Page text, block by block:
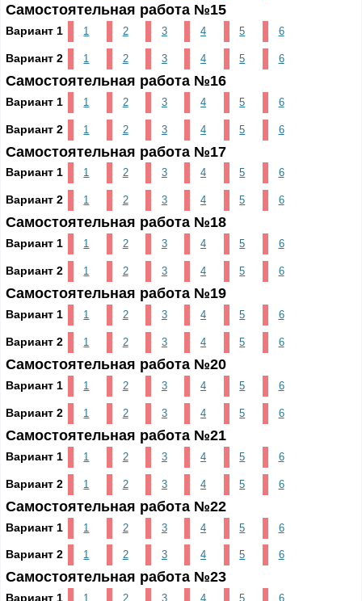
Самостоятельная работа №15
Вариант 1 1 2 3 4 5 6
Вариант 2 1 2 3 4 5 6
Самостоятельная работа №16
Вариант 1 1 2 3 4 5 6
Вариант 2 1 2 3 4 5 6
Самостоятельная работа №17
Вариант 1 1 2 3 4 5 6
Вариант 2 1 2 3 4 5 6
Самостоятельная работа №18
Вариант 1 1 2 3 4 5 6
Вариант 2 1 2 3 4 5 6
Самостоятельная работа №19
Вариант 1 1 2 3 4 5 6
Вариант 2 1 2 3 4 5 6
Самостоятельная работа №20
Вариант 1 1 2 3 4 5 6
Вариант 2 1 2 3 4 5 6
Самостоятельная работа №21
Вариант 1 1 2 3 4 5 6
Вариант 2 1 2 3 4 5 6
Самостоятельная работа №22
Вариант 1 1 2 3 4 5 6
Вариант 2 1 2 3 4 5 6
Самостоятельная работа №23
Вариант 1 1 2 3 4 5 6